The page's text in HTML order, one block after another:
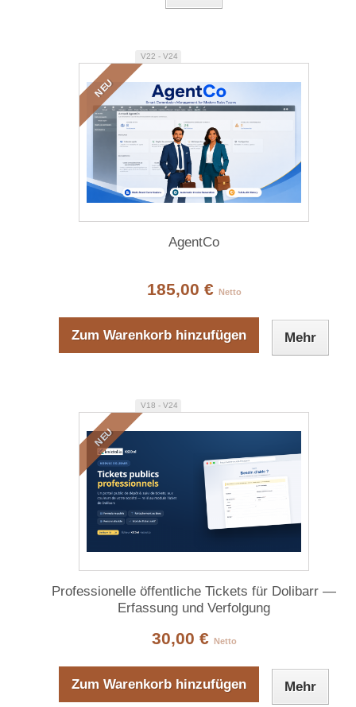
NEU
V22 - V24
AgentCo
185,00 € Netto
Zum Warenkorb hinzufügen Mehr
NEU
V18 - V24
Professionelle öffentliche Tickets für Dolibarr —
Erfassung und Verfolgung
30,00 € Netto
Zum Warenkorb hinzufügen Mehr